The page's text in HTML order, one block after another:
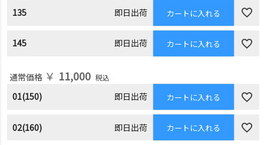
135 即日出荷 カートに入れる
145 即日出荷 カートに入れる
通常価格 ￥ 11,000 税込
01(150) 即日出荷 カートに入れる
02(160) 即日出荷 カートに入れる